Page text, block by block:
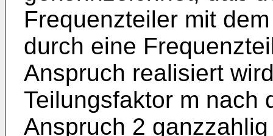
Frequenzteiler mit
durch eine
Anspruch realisiert
Teilungsfaktor m nach
Anspruch 2